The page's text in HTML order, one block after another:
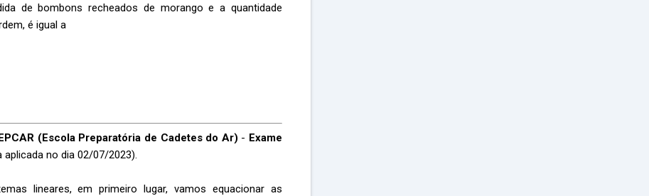
de bombons recheados de morango e a quantidade
é igual a
(Escola Preparatória de Cadetes do Ar) - Exame
aplicada no dia 02/07/2023).
lineares, em primeiro lugar, vamos equacionar as